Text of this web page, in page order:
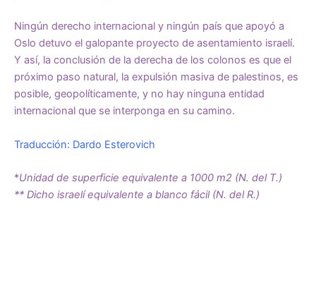
Ningún derecho internacional y ningún país que apoyó a
Oslo detuvo el galopante proyecto de asentamiento israelí.
Y así, la conclusión de la derecha de los colonos es que el
próximo paso natural, la expulsión masiva de palestinos, es
posible, geopolíticamente, y no hay ninguna entidad
internacional que se interponga en su camino.
Traducción: Dardo Esterovich
*Unidad de superficie equivalente a 1000 m2 (N. del T.)
** Dicho israelí equivalente a blanco fácil (N. del R.)